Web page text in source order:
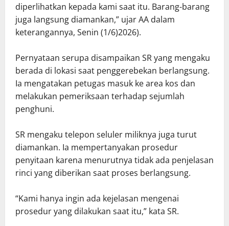
diperlihatkan kepada kami saat itu. Barang-barang
juga langsung diamankan,” ujar AA dalam
keterangannya, Senin (1/6)2026).
Pernyataan serupa disampaikan SR yang mengaku
berada di lokasi saat penggerebekan berlangsung.
Ia mengatakan petugas masuk ke area kos dan
melakukan pemeriksaan terhadap sejumlah
penghuni.
SR mengaku telepon seluler miliknya juga turut
diamankan. Ia mempertanyakan prosedur
penyitaan karena menurutnya tidak ada penjelasan
rinci yang diberikan saat proses berlangsung.
“Kami hanya ingin ada kejelasan mengenai
prosedur yang dilakukan saat itu,” kata SR.